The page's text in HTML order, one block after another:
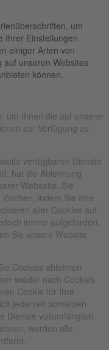
um
Ihrer Einstellungen
einiger Arten von
auf unseren Websites
können.
um Ihnen die auf unserer
zur Verfügung zu
verfügbaren Dienste
hat die Ablehnung
Webseite. Sie
indem Sie Ihre
aller Cookies auf
immer aufgefordert,
Sie unsere Website
Cookies ablehnen
wieder nach Cookies
Cookie für Ihre
jederzeit abmelden
Dienste vollumfänglich
werden alle